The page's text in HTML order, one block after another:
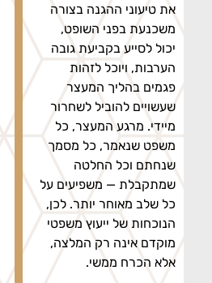
את טיעוני ההגנה בצורה
משכנעת בפני השופט,
יכול לסייע בקביעת גובה
הערבות, ויוכל לזהות
פגמים בהליך המעצר
שעשויים להוביל לשחרור
מיידי. מרגע המעצר, כל
משפט שנאמר, כל מסמך
שנחתם וכל החלטה
שמתקבלת — משפיעים על
כל שלב מאוחר יותר. לכן,
הנוכחות של ייעוץ משפטי
מוקדם אינה רק המלצה,
אלא הכרח ממשי.